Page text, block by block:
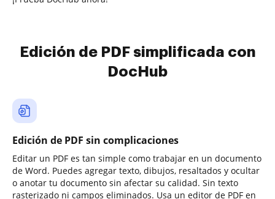
Edición de PDF simplificada con
DocHub
Edición de PDF sin complicaciones
Editar un PDF es tan simple como trabajar en un documento
de Word. Puedes agregar texto, dibujos, resaltados y ocultar
o anotar tu documento sin afectar su calidad. Sin texto
rasterizado ni campos eliminados. Usa un editor de PDF en